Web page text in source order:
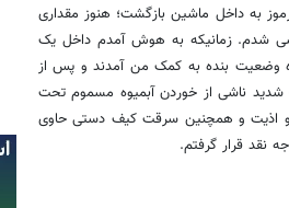
به داخل ماشین بازگشت؛ هنوز مقداری
شدم. زمانیکه به هوش آمدم داخل یک
وضعیت بنده به کمک من آمدند و پس از
ناشی از خوردن آبمیوه مسموم تحت
و اذیت و همچنین سرقت کیف دستی حاوی
نقد قرار گرفتم.